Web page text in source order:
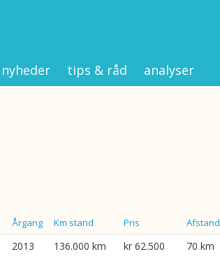
nyheder tips & råd analyser
Årgang Km stand Pris Afstand
2013 136.000 km kr 62.500 70 km